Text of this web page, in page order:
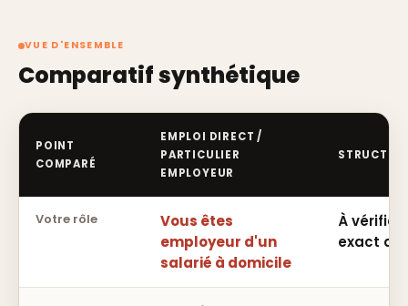
VUE D'ENSEMBLE
Comparatif synthétique
POINT
COMPARÉ
EMPLOI DIRECT /
PARTICULIER
EMPLOYEUR
Votre rôle
Vous êtes
employeur d'un
salarié à domicile
À vérifier
exact de